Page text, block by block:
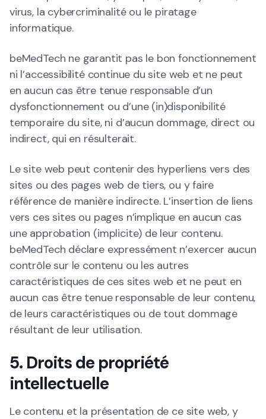
virus, la cybercriminalité ou le piratage
informatique.
beMedTech ne garantit pas le bon fonctionnement
ni l’accessibilité continue du site web et ne peut
en aucun cas être tenue responsable d’un
dysfonctionnement ou d’une (in)disponibilité
temporaire du site, ni d’aucun dommage, direct ou
indirect, qui en résulterait.
Le site web peut contenir des hyperliens vers des
sites ou des pages web de tiers, ou y faire
référence de manière indirecte. L’insertion de liens
vers ces sites ou pages n’implique en aucun cas
une approbation (implicite) de leur contenu.
beMedTech déclare expressément n’exercer aucun
contrôle sur le contenu ou les autres
caractéristiques de ces sites web et ne peut en
aucun cas être tenue responsable de leur contenu,
de leurs caractéristiques ou de tout dommage
résultant de leur utilisation.
5. Droits de propriété
intellectuelle
Le contenu et la présentation de ce site web, y